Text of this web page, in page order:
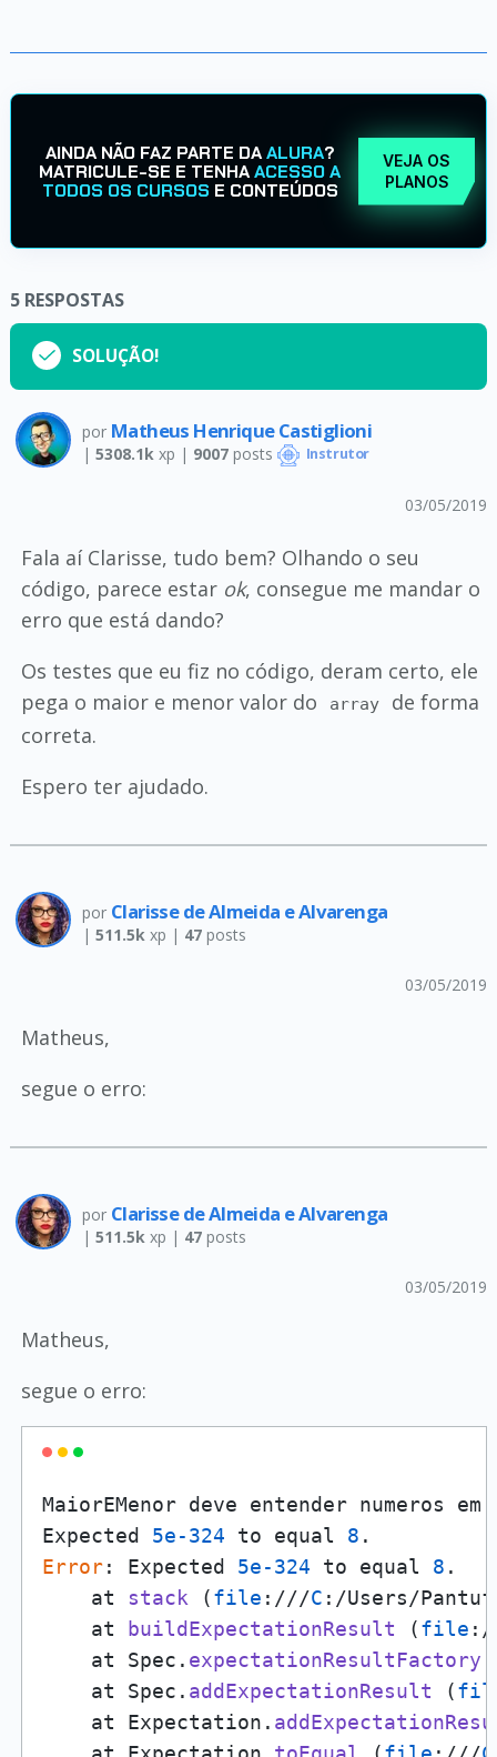
AINDA NÃO FAZ PARTE DAALURA?
MATRICULE-SE E TENHAACESSO A
TODOS OS CURSOS E CONTEÚDOS
VEJA OS
PLANOS
5 RESPOSTAS
SOLUÇÃO!
por Matheus Henrique Castiglioni
| 5308.1k xp | 9007posts Instrutor
03/05/2019
Fala aí Clarisse, tudo bem? Olhando o seu
código, parece estar ok, consegue me mandar o
erro que está dando?
Os testes que eu fiz no código, deram certo, ele
pega o maior e menor valor do
array
de forma
correta.
Espero ter ajudado.
por Clarisse de Almeida e Alvarenga
| 511.5kxp | 47posts
03/05/2019
Matheus,
segue o erro:
por Clarisse de Almeida e Alvarenga
| 511.5kxp | 47posts
03/05/2019
Matheus,
segue o erro:
MaiorEMenor deve entender numeros em
Expected 5e-324 to equal 8
Error: Expected 5e-324 to equal 8 .
    at
stack (file :///C :/Users/
    at
buildExpectationResult (file
    at Spec.
expectationResultFactory
    at Spec.
addExpectationResult (
    at Expectation.